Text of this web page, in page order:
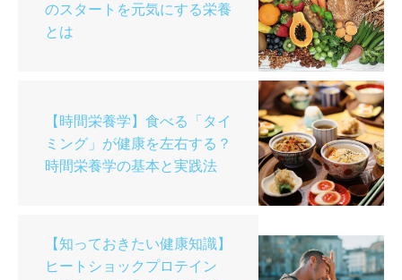
のスタートを元気にする栄養
とは
【時間栄養学】食べる「タイ
ミング」が健康を左右する？
時間栄養学の基本と実践法
【知っておきたい健康知識】
ヒートショックプロテイン